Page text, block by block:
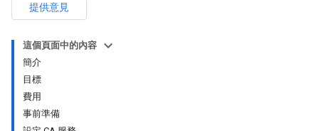
提供意見
這個頁面中的內容
簡介
目標
費用
事前準備